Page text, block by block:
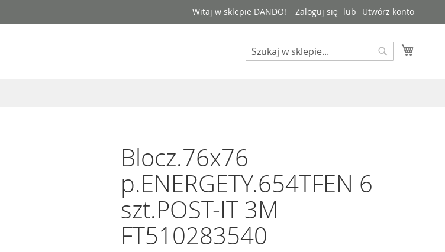
Witaj w sklepie DANDO! Zaloguj się Utwórz konto
Search
Blocz.76x76
p.ENERGETY.654TFEN 6
szt.POST-IT 3M
FT510283540